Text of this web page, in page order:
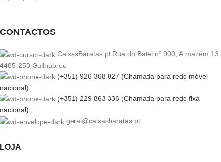
CONTACTOS
CaixasBaratas.pt Rua do Batel nº 900, Armazém 13,
4485-253 Guilhabreu
(+351) 926 368 027 (Chamada para rede móvel
nacional)
(+351) 229 863 336 (Chamada para rede fixa
nacional)
geral@caixasbaratas.pt
LOJA